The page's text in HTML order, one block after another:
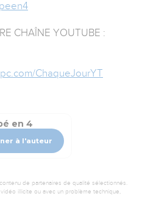
CHAÎNE YOUTUBE :
ChaqueJourYT
en 4
à l'auteur
de partenaires de qualité sélectionnés.
illicite ou avec un problème technique,